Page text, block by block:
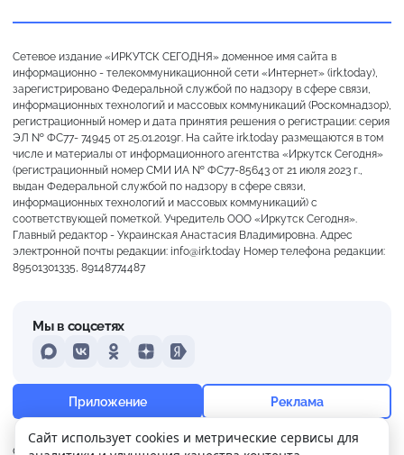
+18° Слабая морось
Ощущается как +18
Сетевое издание «ИРКУТСК СЕГОДНЯ» доменное имя сайта в
информационно - телекоммуникационной сети «Интернет» (irk.today),
зарегистрировано Федеральной службой по надзору в сфере связи,
информационных технологий и массовых коммуникаций (Роскомнадзор),
регистрационный номер и дата принятия решения о регистрации: серия
ЭЛ № ФС77- 74945 от 25.01.2019г. На сайте irk.today размещаются в том
числе и материалы от информационного агентства «Иркутск Сегодня»
(регистрационный номер СМИ ИА № ФС77-85643 от 21 июля 2023 г.,
выдан Федеральной службой по надзору в сфере связи,
информационных технологий и массовых коммуникаций) с
соответствующей пометкой. Учредитель ООО «Иркутск Сегодня».
Главный редактор - Украинская Анастасия Владимировна. Адрес
электронной почты редакции: info@irk.today Номер телефона редакции:
89501301335, 89148774487
О нас Контакты Прислать новость
Мы в соцсетях
MAXVKontakteOdnoklassniki
DzenYandex
Приложение Реклама
Сайт использует cookies и метрические сервисы для